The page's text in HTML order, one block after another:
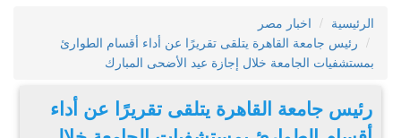
الرئيسية
اخبار مصر
رئيس جامعة القاهرة يتلقى تقريرًا عن أداء أقسام الطوارئ
بمستشفيات الجامعة خلال إجازة عيد الأضحى المبارك
رئيس جامعة القاهرة يتلقى تقريرًا عن أداء